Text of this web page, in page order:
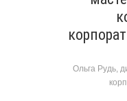
Ольга Рудь,